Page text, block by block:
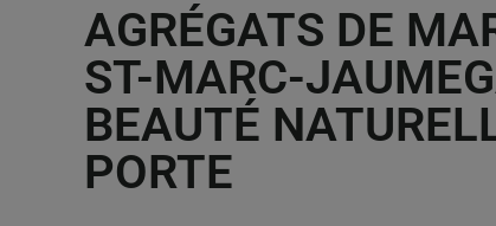
AGRÉGATS DE
ST-MARC-
BEAUTÉ
PORTE